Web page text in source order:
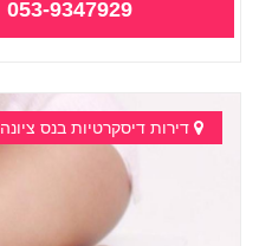
053-9347929
דירות דיסקרטיות בנס ציונה